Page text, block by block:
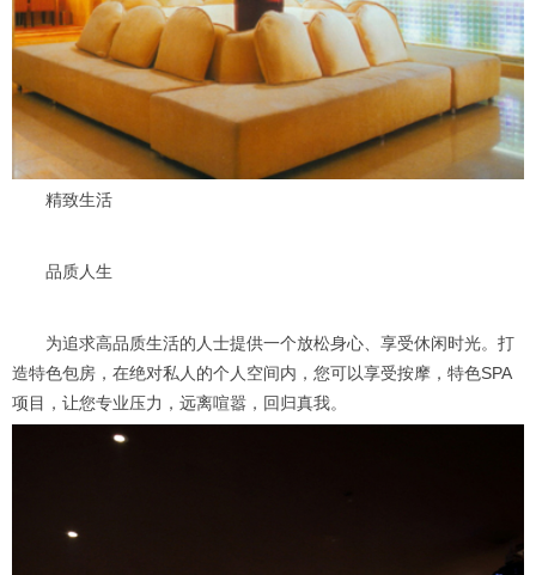
精致生活
品质人生
为追求高品质生活的人士提供一个放松身心、享受休闲时光。打
造特色包房，在绝对私人的个人空间内，您可以享受按摩，特色SPA
项目，让您专业压力，远离喧嚣，回归真我。